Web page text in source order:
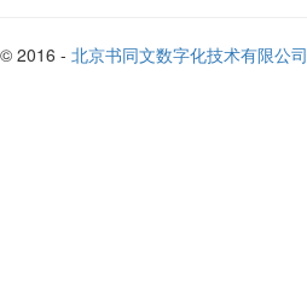
© 2016 - 北京书同文数字化技术有限公司